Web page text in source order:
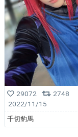
29072
2748
2022/11/15
千切豹馬